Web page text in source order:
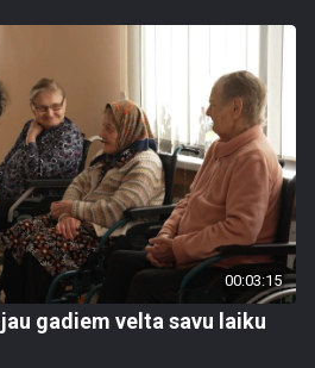
00:03:15
gadiem velta savu laiku